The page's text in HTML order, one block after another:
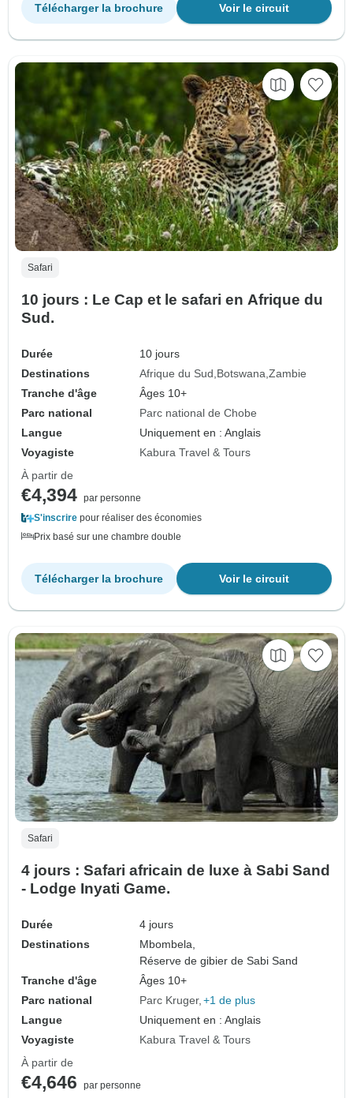
Voir le circuit
Télécharger la brochure
Safari
10 jours : Le Cap et le safari en Afrique du
Sud.
Durée
10 jours
Destinations
Afrique du Sud Botswana Zambie
Tranche d'âge
Âges 10+
Parc national
Parc national de Chobe
Langue
Uniquement en : Anglais
Voyagiste
Kabura Travel & Tours
À partir de
€4,394 par personne
S'inscrire pour réaliser des économies
Prix basé sur une chambre double
Voir le circuit
Télécharger la brochure
Safari
4 jours : Safari africain de luxe à Sabi Sand
- Lodge Inyati Game.
Durée
4 jours
Destinations
Mbombela,
Réserve de gibier de Sabi Sand
Tranche d'âge
Âges 10+
Parc national
Parc Kruger +1 de plus
Langue
Uniquement en : Anglais
Voyagiste
Kabura Travel & Tours
À partir de
€4,646 par personne